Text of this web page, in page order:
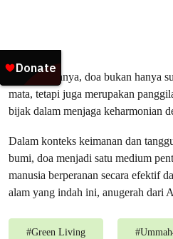
Kesimpulannya, doa bukan hanya
mata, tetapi juga merupakan
bijak dalam menjaga keharmonian
Dalam konteks keimanan dan
bumi, doa menjadi satu medium
manusia berperanan secara efektif
alam yang indah ini, anugerah dari
#Green Living #